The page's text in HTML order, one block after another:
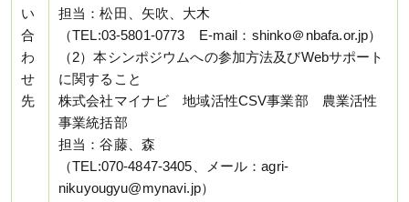
い
合
わ
せ
先
担当：松田、矢吹、大木
（TEL:03-5801-0773 E-mail：shinko＠nbafa.or.jp）
（2）本シンポジウムへの参加方法及びWebサポート
に関すること
株式会社マイナビ 地域活性CSV事業部 農業活性
事業統括部
担当：谷藤、森
（TEL:070-4847-3405、メール：agri-
nikuyougyu@mynavi.jp）